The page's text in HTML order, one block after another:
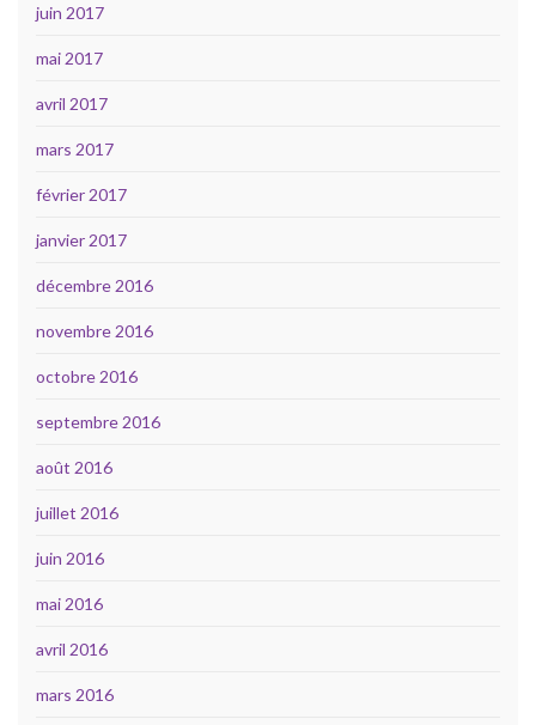
juin 2017
mai 2017
avril 2017
mars 2017
février 2017
janvier 2017
décembre 2016
novembre 2016
octobre 2016
septembre 2016
août 2016
juillet 2016
juin 2016
mai 2016
avril 2016
mars 2016